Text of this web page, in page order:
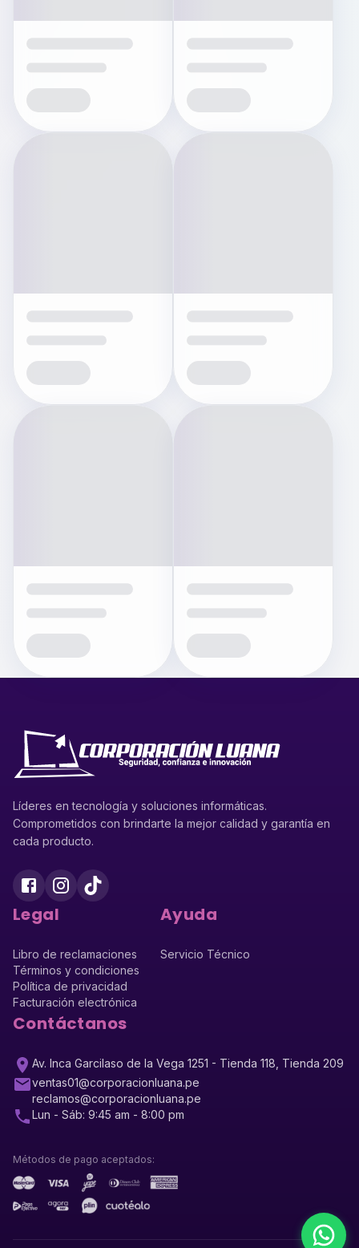
Líderes en tecnología y soluciones informáticas.
Comprometidos con brindarte la mejor calidad y garantía en
cada producto.
Legal
Libro de reclamaciones
Términos y condiciones
Política de privacidad
Facturación electrónica
Ayuda
Servicio Técnico
Contáctanos
Av. Inca Garcilaso de la Vega 1251 - Tienda 118, Tienda 209
ventas01@corporacionluana.pe
reclamos@corporacionluana.pe
Lun - Sáb: 9:45 am - 8:00 pm
Métodos de pago aceptados: